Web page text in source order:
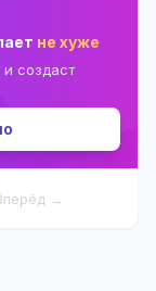
не хуже
создаст
→